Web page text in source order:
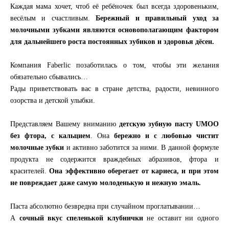
Каждая мама хочет, чтоб её ребёночек был всегда здоровеньким,
весёлым и счастливым.Бережный и правильный уход за
молочными зубками являются основополагающим фактором
для дальнейшего роста постоянных зубиков и здоровья дёсен.
Компания Faberlic позаботилась о том, чтобы эти желания
обязательно сбывались…
Рады приветствовать вас в стране детства, радости, невинного
озорства и детской улыбки.
Представляем Вашему вниманию детскую зубную пасту UMOO
без фтора, с кальцием . Она бережно и с любовью чистит
молочные зубки и активно заботится за ними. В данной формуле
продукта не содержится враждебных абразивов, фтора и
красителей.Она эффективно оберегает от кариеса, и при этом
не повреждает даже самую молоденькую и нежную эмаль.
Паста абсолютно безвредна при случайном проглатывании…
А сочный вкус спеленькой клубничкине оставит ни одного